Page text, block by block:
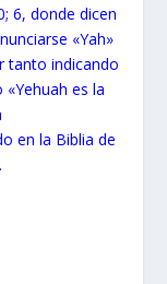
6, donde dicen
«Yah»
tanto indicando
«Yehuah es la
en la Biblia de